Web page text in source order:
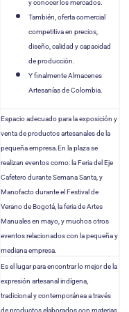
y conocer los mercados.
También, oferta comercial
competitiva en precios,
diseño, calidad y capacidad
de producción.
Y finalmente Almacenes
Artesanías de Colombia.
Espacio adecuado para la exposición y
venta de productos artesanales de la
pequeña empresa.En la plaza se
realizan eventos como: la Feria del Eje
Cafetero durante Semana Santa, y
Manofacto durante el Festival de
Verano de Bogotá, la feria de Artes
Manuales en mayo, y muchos otros
eventos relacionados con la pequeña y
mediana empresa.
Es el lugar para encontrar lo mejor de la
expresión artesanal indígena,
tradicional y contemporánea a través